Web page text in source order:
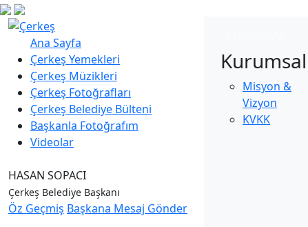
Ana Sayfa
Çerkeş Yemekleri
Çerkeş Müzikleri
Çerkeş Fotoğrafları
Çerkeş Belediye Bülteni
Başkanla Fotoğrafım
Videolar
HASAN SOPACI
Çerkeş Belediye Başkanı
Öz Geçmiş Başkana Mesaj Gönder
Kurumsal
Misyon &
Vizyon
KVKK